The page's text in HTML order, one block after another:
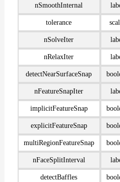
nSmoothInternal
tolerance
nSolveIter
nRelaxIter
detectNearSurfaceSnap
nFeatureSnapIter
implicitFeatureSnap
explicitFeatureSnap
multiRegionFeatureSnap
nFaceSplitInterval
detectBaffles